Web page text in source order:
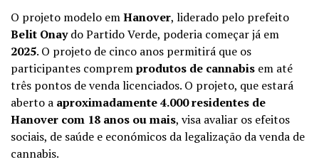
O projeto modelo emHanover, liderado pelo prefeito
Belit Onaydo Partido Verde, poderia começar já em
2025. O projeto de cinco anos permitirá que os
participantes compremprodutos de cannabis em até
três pontos de venda licenciados. O projeto, que estará
aberto a aproximadamente 4.000 residentes de
Hanover com 18 anos ou mais, visa avaliar os efeitos
sociais, de saúde e económicos da legalização da venda de
cannabis.